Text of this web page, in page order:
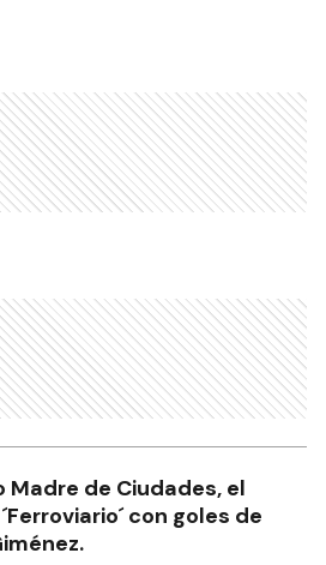
Madre de Ciudades, el
con goles de